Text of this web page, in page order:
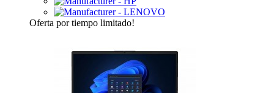
Oferta por tiempo limitado!